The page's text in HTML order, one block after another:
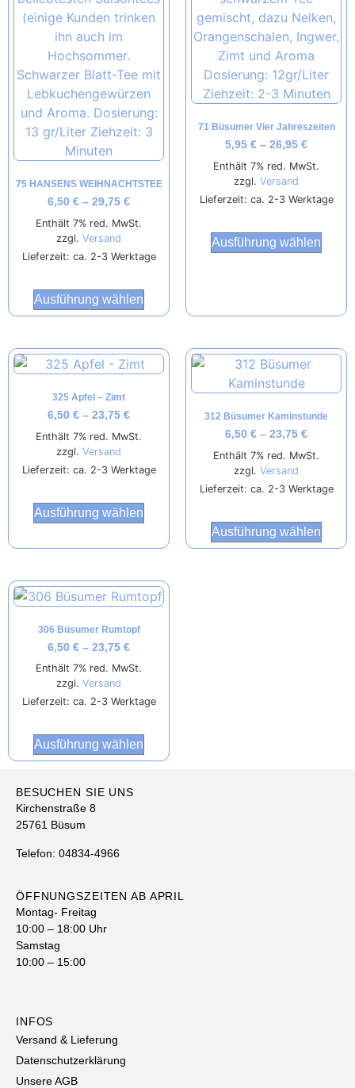
75 HANSENS WEIHNACHTSTEE
6,50 € – 29,75 €
Enthält 7% red. MwSt.
zzgl. Versand
Lieferzeit: ca. 2-3 Werktage
Ausführung wählen
71 Büsumer Vier Jahreszeiten
5,95 € – 26,95 €
Enthält 7% red. MwSt.
zzgl. Versand
Lieferzeit: ca. 2-3 Werktage
Ausführung wählen
325 Apfel – Zimt
6,50 € – 23,75 €
Enthält 7% red. MwSt.
zzgl. Versand
Lieferzeit: ca. 2-3 Werktage
Ausführung wählen
312 Büsumer Kaminstunde
6,50 € – 23,75 €
Enthält 7% red. MwSt.
zzgl. Versand
Lieferzeit: ca. 2-3 Werktage
Ausführung wählen
306 Büsumer Rumtopf
6,50 € – 23,75 €
Enthält 7% red. MwSt.
zzgl. Versand
Lieferzeit: ca. 2-3 Werktage
Ausführung wählen
BESUCHEN SIE UNS
Kirchenstraße 8
25761 Büsum
Telefon: 04834-4966
ÖFFNUNGSZEITEN AB APRIL
Montag- Freitag
10:00 – 18:00 Uhr
Samstag
10:00 – 15:00
INFOS
Versand & Lieferung
Datenschutzerklärung
Unsere AGB